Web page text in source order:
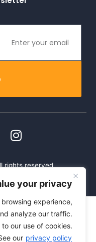
your privacy
browsing experience,
and analyze our traffic.
to our use of cookies.
See our privacy policy
All rights reserved.